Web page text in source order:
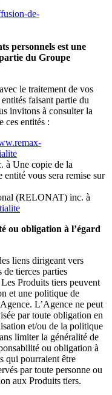
de-
personnels est une
du Groupe
le traitement de vos
faisant partie du
invitons à consulter la
ces entités :
Une copie de la
vous sera remise sur
(RELONAT) inc. à
ou obligation à l’égard
liens dirigeant vers
de tierces parties
Produits tiers peuvent
et une politique de
L’Agence ne peut
par toute obligation en
et/ou de la politique
limiter la généralité de
ou obligation à
qui pourraient être
par toute personne ou
aux Produits tiers.